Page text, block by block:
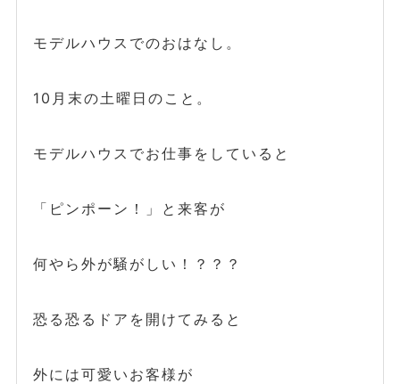
モデルハウスでのおはなし。
10月末の土曜日のこと。
モデルハウスでお仕事をしていると
「ピンポーン！」と来客が
何やら外が騒がしい！？？？
恐る恐るドアを開けてみると
外には可愛いお客様が